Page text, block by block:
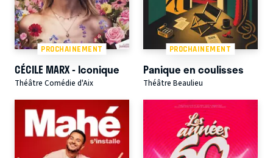
PROCHAINEMENT
CÉCILE MARX - Iconique
Théâtre Comédie d'Aix
PROCHAINEMENT
Panique en coulisses
Théâtre Beaulieu